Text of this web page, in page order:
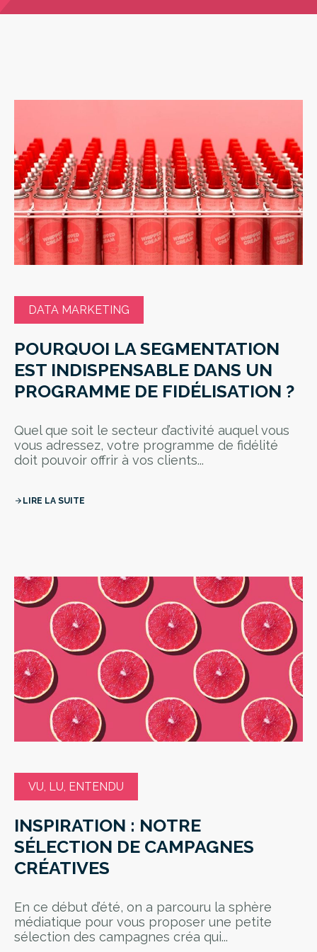
DATA MARKETING
POURQUOI LA SEGMENTATION
EST INDISPENSABLE DANS UN
PROGRAMME DE FIDÉLISATION ?
Quel que soit le secteur d’activité auquel vous
vous adressez, votre programme de fidélité
doit pouvoir offrir à vos clients...
arrow_forward LIRE LA SUITE
VU, LU, ENTENDU
INSPIRATION : NOTRE
SÉLECTION DE CAMPAGNES
CRÉATIVES
En ce début d’été, on a parcouru la sphère
médiatique pour vous proposer une petite
sélection des campagnes créa qui...